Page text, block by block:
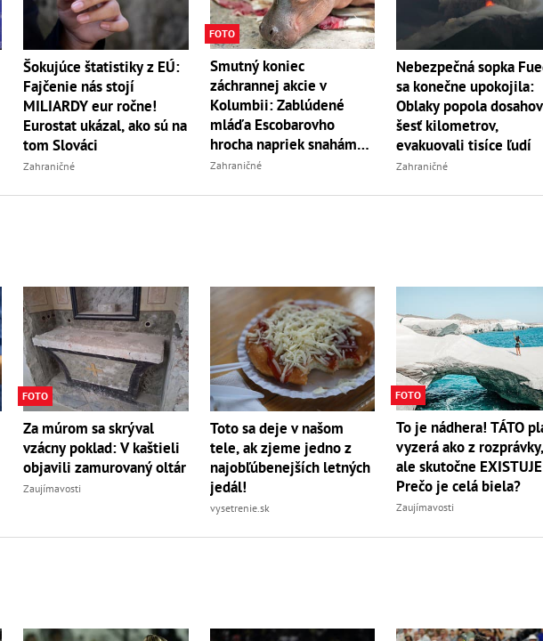
Šokujúce štatistiky z EÚ:
Fajčenie nás stojí
MILIARDY eur ročne!
Eurostat ukázal, ako sú na
tom Slováci
Zahraničné
FOTO
Smutný koniec
záchrannej akcie v
Kolumbii: Zablúdené
mláďa Escobarovho
hrocha napriek snahám
úradov uhynulo
Zahraničné
Nebezpečná sopka
sa konečne upokojila:
Oblaky popola
šesť kilometrov,
evakuovali tisíce ľudí
Zahraničné
FOTO
Za múrom sa skrýval
vzácny poklad: V kaštieli
objavili zamurovaný oltár
Zaujímavosti
Toto sa deje v našom
tele, ak zjeme jedno z
najobľúbenejších letných
jedál!
vysetrenie.sk
FOTO
To je nádhera! TÁTO
vyzerá ako z
ale skutočne
Prečo je celá biela?
Zaujímavosti